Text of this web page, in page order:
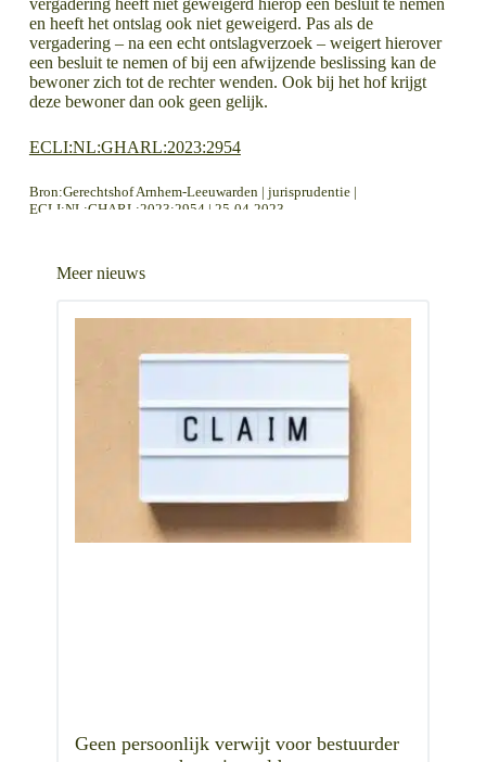
vergadering heeft niet geweigerd hierop een besluit te nemen
en heeft het ontslag ook niet geweigerd. Pas als de
vergadering – na een echt ontslagverzoek – weigert hierover
een besluit te nemen of bij een afwijzende beslissing kan de
bewoner zich tot de rechter wenden. Ook bij het hof krijgt
deze bewoner dan ook geen gelijk.
ECLI:NL:GHARL:2023:2954
Bron:Gerechtshof Arnhem-Leeuwarden | jurisprudentie |
ECLI:NL:GHARL:2023:2954 | 25-04-2023
Meer nieuws
Geen persoonlijk verwijt voor bestuurder